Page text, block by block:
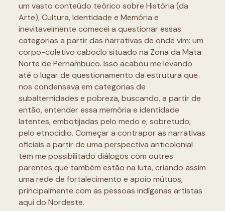
um vasto conteúdo teórico sobre História (da
Arte), Cultura, Identidade e Memória e
inevitavelmente comecei a questionar essas
categorias a partir das narrativas de onde vim: um
corpo-coletivo caboclo situado na Zona da Mata
Norte de Pernambuco. Isso acabou me levando
até o lugar de questionamento da estrutura que
nos condensava em categorias de
subalternidades e pobreza, buscando, a partir de
então, entender essa memória e identidade
latentes, embotijadas pelo medo e, sobretudo,
pelo etnocídio. Começar a contrapor as narrativas
oficiais a partir de uma perspectiva anticolonial
tem me possibilitado diálogos com outres
parentes que também estão na luta, criando assim
uma rede de fortalecimento e apoio mútuos,
principalmente com as pessoas indígenas artistas
aqui do Nordeste.